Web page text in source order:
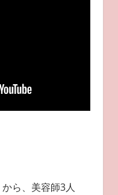
ら、美容師3人